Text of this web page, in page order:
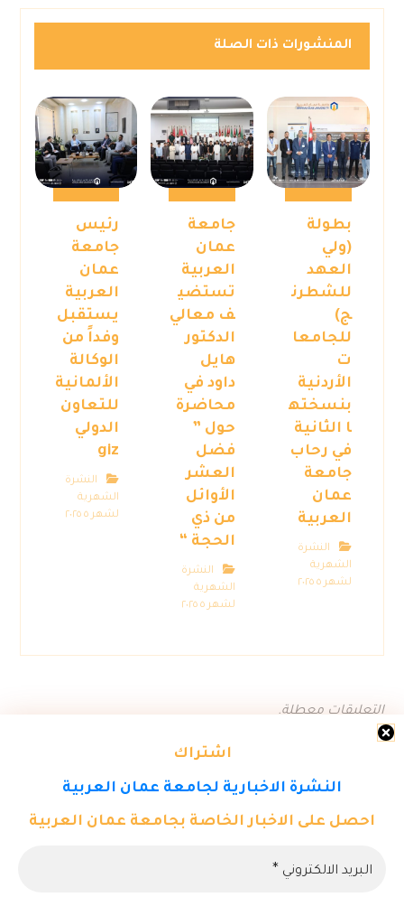
اشتراك
النشرة الاخبارية لجامعة عمان العربية
احصل على الاخبار الخاصة بجامعة عمان العربية
المنشورات ذات الصلة
بطولة
(ولي
العهد
للشطرن
ج)
للجامعا
ت
الأردنية
بنسخته
ا الثانية
في رحاب
جامعة
عمان
العربية
النشرة
الشهرية
لشهر ٥ ٢٠٢٥
جامعة
عمان
العربية
تستضي
ف معالي
الدكتور
هايل
داود في
محاضرة
حول ”
فضل
العشر
الأوائل
من ذي
الحجة “
النشرة
الشهرية
لشهر ٥ ٢٠٢٥
رئيس
جامعة
عمان
العربية
يستقبل
وفداً من
الوكالة
الألمانية
للتعاون
الدولي
giz
النشرة
الشهرية
لشهر ٥ ٢٠٢٥
التعليقات معطلة.